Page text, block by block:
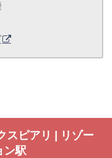
スピアリ | リゾー
ン駅